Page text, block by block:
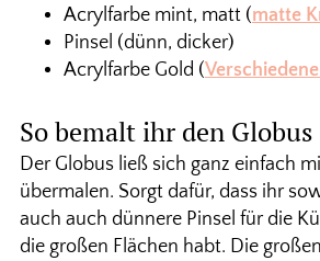
Acrylfarbe mint, matt (matte
Pinsel (dünn, dicker)
Acrylfarbe Gold (
So bemalt ihr den Globus
Der Globus ließ sich ganz einfach
übermalen. Sorgt dafür, dass ihr
auch auch dünnere Pinsel für die
die großen Flächen habt. Die